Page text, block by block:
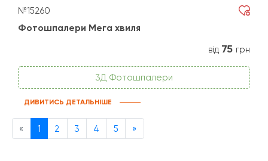
№15260
Фотошпалери Мега хвиля
від 75 грн
3Д Фотошпалери
ДИВИТИСЬ ДЕТАЛЬНІШЕ
« Previous
1 2 3 4 5 »Next